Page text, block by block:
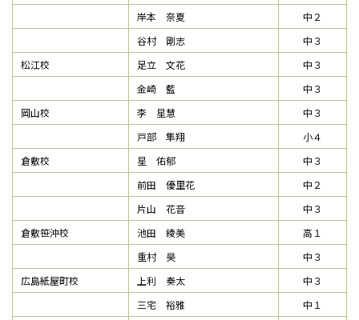
岸本 奈夏
中２
谷村 剛志
中３
松江校
足立 文花
中３
金崎 藍
中３
岡山校
李 星慧
中３
戸部 隼翔
小４
倉敷校
星 佑郁
中３
前田 優里花
中２
片山 花音
中３
倉敷笹沖校
池田 綾美
高１
重村 昊
中３
広島紙屋町校
上利 奏太
中３
三宅 裕雅
中１